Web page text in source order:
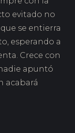
evitado no
se entierra
esperando a
Crece con
apuntó
acabará